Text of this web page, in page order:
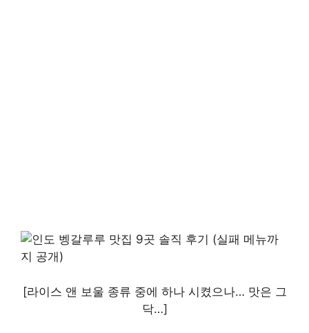
[라이스 앤 보울 종류 중에 하나 시켰으나… 맛은 그
닥…]